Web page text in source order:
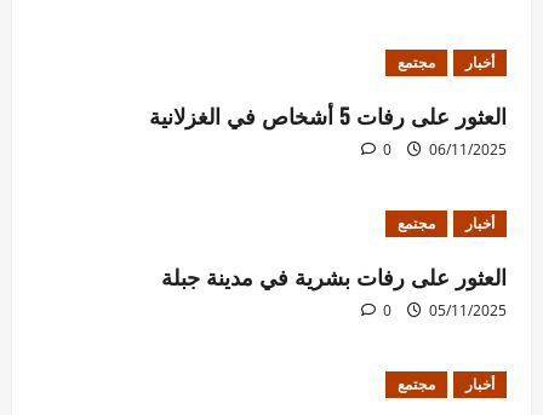
أخبار مجتمع
العثور على رفات 5 أشخاص في الغزلانية
06/11/2025
0
أخبار مجتمع
العثور على رفات بشرية في مدينة جبلة
05/11/2025
0
أخبار مجتمع